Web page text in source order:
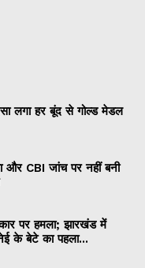
लगा हर बूंद से गोल्ड मेडल
और CBI जांच पर नहीं बनी
पर हमला; झारखंड में
के बेटे का पहला...